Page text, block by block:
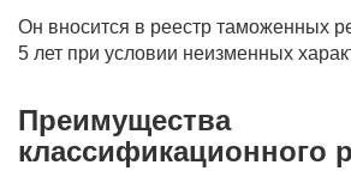
Он вносится в реестр таможенных
5 лет при условии неизменных
Преимущества
классификационного